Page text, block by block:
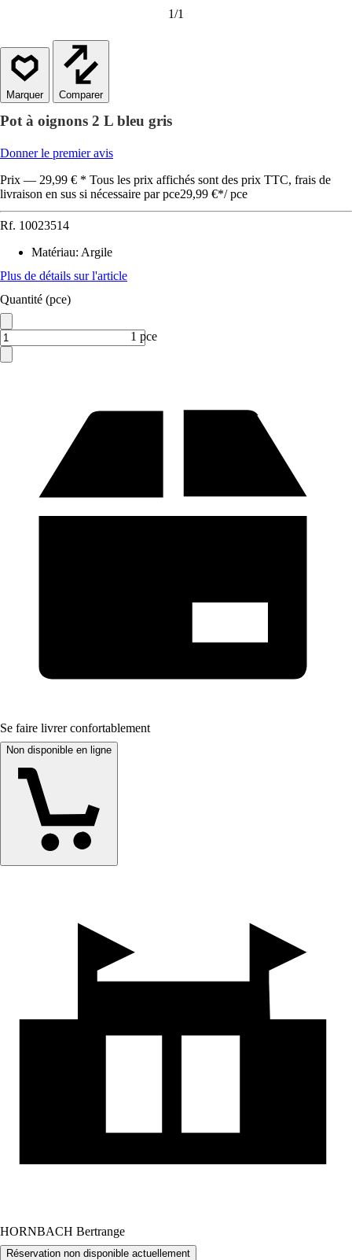
1/1
Comparer
Pot à oignons 2 L bleu gris
Donner le premier avis
Prix — 29,99 € * Tous les prix affichés sont des prix TTC, frais de
livraison en sus si nécessaire par pce29,99 €*/ pce
Rf. 10023514
Matériau: Argile
Plus de détails sur l'article
Quantité (pce)
1 pce
Se faire livrer confortablement
Non disponible en ligne
HORNBACH Bertrange
Réservation non disponible actuellement